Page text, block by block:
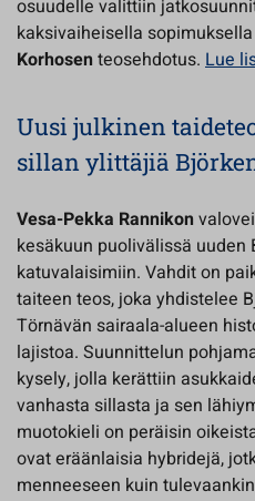
osuudelle valittiin
kaksivaiheisella sopimuksella
Korhosenteosehdotus. Lue
Uusi julkinen
sillan ylittäjiä
Vesa-Pekka Rannikon
kesäkuun puolivälissä
katuvalaisimiin. Vahdit on
taiteen teos, joka yhdistelee
Törnävän sairaala-alueen
lajistoa. Suunnittelun
kysely, jolla kerättiin
vanhasta sillasta ja sen
muotokieli on peräisin
ovat eräänlaisia hybridejä,
menneeseen kuin